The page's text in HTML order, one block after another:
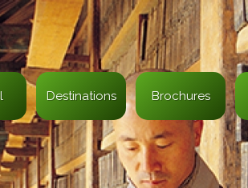
Destinations Brochures